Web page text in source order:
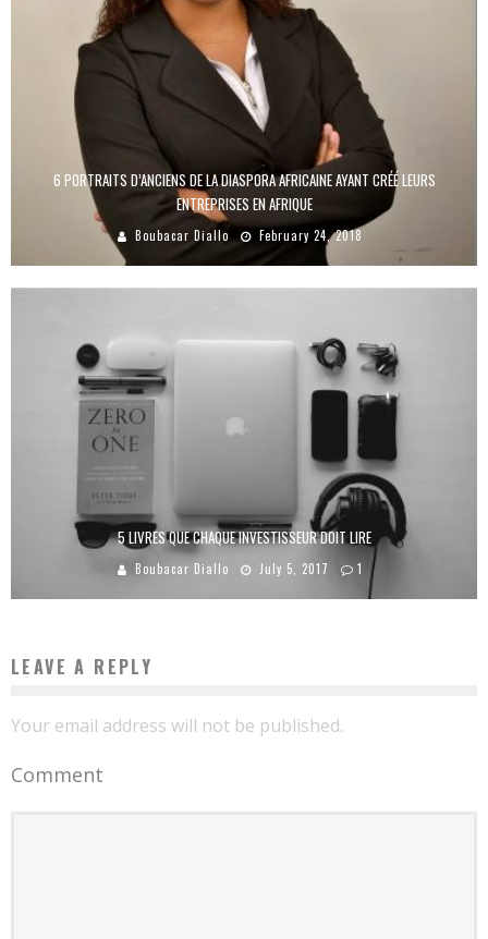
6 PORTRAITS D’ANCIENS DE LA DIASPORA AFRICAINE AYANT CRÉÉ LEURS
ENTREPRISES EN AFRIQUE
Boubacar Diallo February 24, 2018
5 LIVRES QUE CHAQUE INVESTISSEUR DOIT LIRE
Boubacar Diallo July 5, 2017 1
LEAVE A REPLY
Your email address will not be published.
Comment